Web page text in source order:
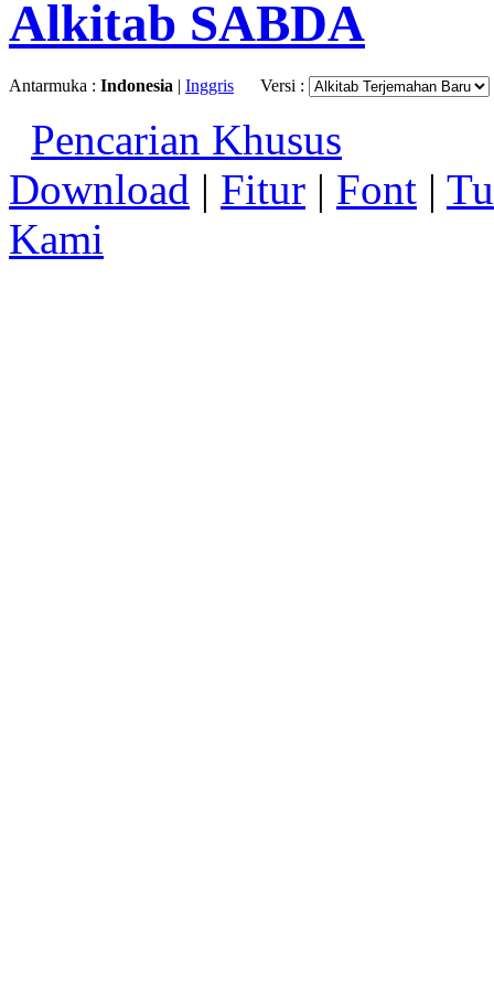
Alkitab SABDA
Antarmuka : Indonesia | Inggris Versi :
Pencarian Khusus
Download | Fitur | Font |
Kami